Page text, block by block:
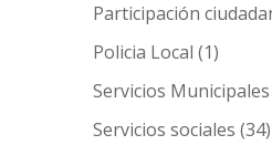
Participación
Policia Local (1)
Servicios Municipales
Servicios sociales (34)